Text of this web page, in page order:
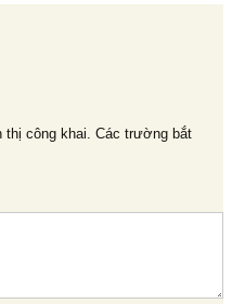
thị công khai. Các trường bắt